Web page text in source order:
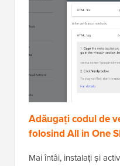
Adăugați codul de
folosind All in One
Mai întâi, instalați și